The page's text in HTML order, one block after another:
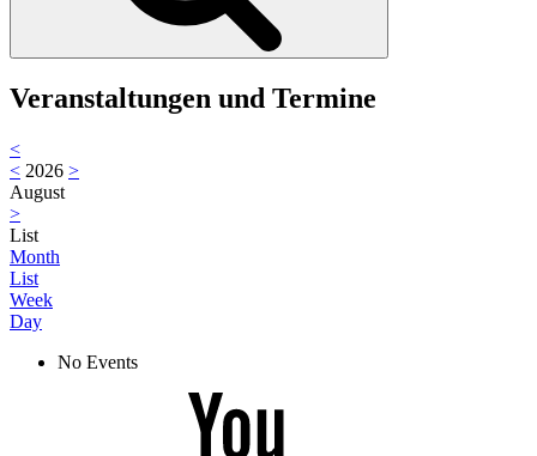
Veranstaltungen und Termine
<
< 2026 >
August
>
List
Month
List
Week
Day
No Events